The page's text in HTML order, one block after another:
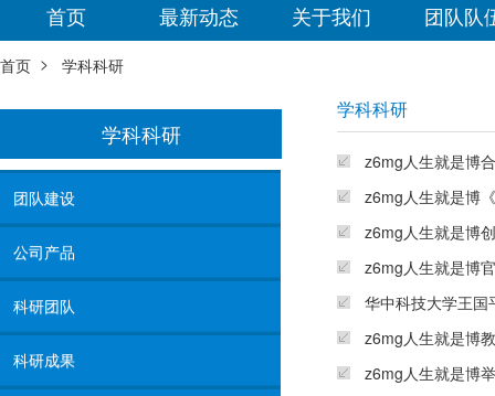
首页 最新动态 关于我们 团队队
首页 > 学科科研
学科科研
团队建设
公司产品
科研团队
科研成果
学科科研
z6mg人生就是博
z6mg人生就是博
z6mg人生就是博
z6mg人生就是博
华中科技大学王
z6mg人生就是博
z6mg人生就是博